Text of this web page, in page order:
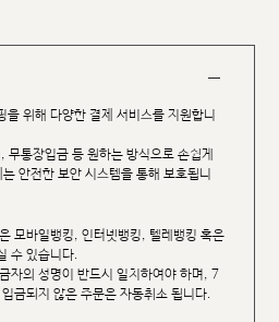
을 위해 다양한 결제 서비스를 지원합니
통장입금 등 원하는 방식으로 손쉽게
안전한 보안 시스템을 통해 보호됩니
모바일뱅킹, 인터넷뱅킹, 텔레뱅킹 혹은
수 있습니다.
자의 성명이 반드시 일치하여야 하며, 7
금되지 않은 주문은 자동취소 됩니다.